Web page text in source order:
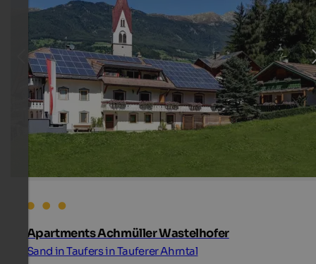
Apartments Achmüller Wastelhofer
Sand in Taufers in Tauferer Ahrntal